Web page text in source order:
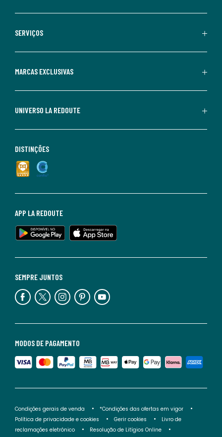
SERVIÇOS
MARCAS EXCLUSIVAS
UNIVERSO LA REDOUTE
MODOS DE PAGAMENTO
SEMPRE JUNTOS
APP LA REDOUTE
DISTINÇÕES
Condições gerais de venda
*Condições das ofertas em vigor
Política de privacidade e cookies
Gerir cookies
Livro de
reclamações eletrónico
Resolução de Litígios Online